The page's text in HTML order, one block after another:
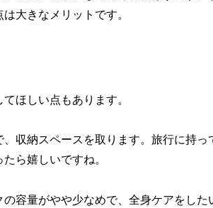
大きなメリットです。
ほしい点もあります。
収納スペースを取ります。旅行に持
ら嬉しいですね。
容量がやや少なめで、全身ケアをし